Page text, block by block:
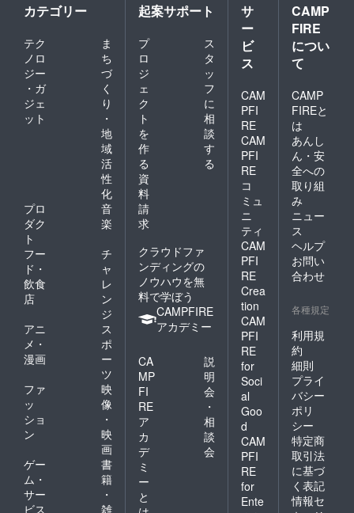
カテゴリー
テク
ノロ
ジー
・ガ
ジェ
ット
ま
ち
づ
く
り
・
地
域
活
性
化
プロ
ダク
ト
音
楽
フー
ド・
飲食
店
チ
ャ
レ
ン
ジ
アニ
メ・
漫画
ス
ポ
ー
ツ
ファ
ッ
ショ
ン
映
像
・
映
画
ゲー
ム・
サー
ビス
書
籍
・
雑
起案サポート
プ
ロ
ジ
ェ
ク
ト
を
作
る
ス
タ
ッ
フ
に
相
談
す
る
資
料
請
求
クラウドファ
ンディングの
ノウハウを無
料で学ぼう
CAMPFIRE
アカデミー
CA
MP
FI
RE
ア
カ
デ
ミ
ー
と
説
明
会
・
相
談
会
サ
ー
ビ
ス
CAM
PFI
RE
CAM
PFI
RE
コ
ミュ
ニ
ティ
CAM
PFI
RE
Crea
tion
CAM
PFI
RE
for
Soci
al
Goo
d
CAM
PFI
RE
for
Ente
CAMP
FIRE
につい
て
CAMP
FIREと
は
あんし
ん・安
全への
取り組
み
ニュー
ス
ヘルプ
お問い
合わせ
各種規定
利用規
約
細則
プライ
バシー
ポリ
シー
特定商
取引法
に基づ
く表記
情報セ